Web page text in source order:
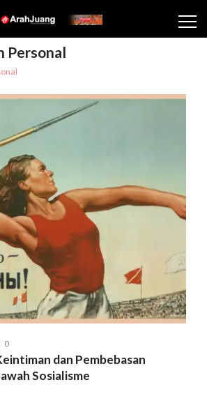
Personal
0
dan Pembebasan
Sosialisme